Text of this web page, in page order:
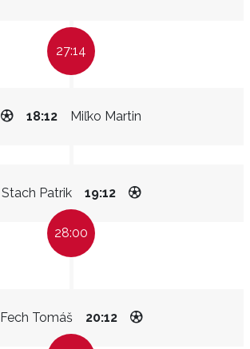
27:14
Miľko Martin
18:12
Stach Patrik 19:12
28:00
Fech Tomáš 20:12